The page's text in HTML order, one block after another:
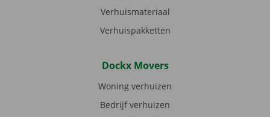
Verhuismateriaal
Verhuispakketten
Dockx Movers
Woning verhuizen
Bedrijf verhuizen